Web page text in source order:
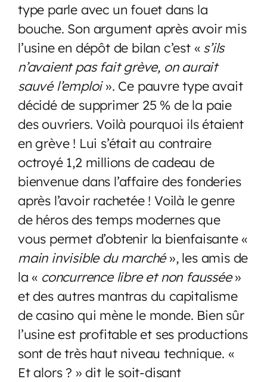
type parle avec un fouet dans la
bouche. Son argument après avoir mis
l’usine en dépôt de bilan c’est « s’ils
n’avaient pas fait grève, on aurait
sauvé l’emploi». Ce pauvre type avait
décidé de supprimer 25 % de la paie
des ouvriers. Voilà pourquoi ils étaient
en grève ! Lui s’était au contraire
octroyé 1,2 millions de cadeau de
bienvenue dans l’affaire des fonderies
après l’avoir rachetée ! Voilà le genre
de héros des temps modernes que
vous permet d’obtenir la bienfaisante «
main invisible du marché», les amis de
la « concurrence libre et non faussée»
et des autres mantras du capitalisme
de casino qui mène le monde. Bien sûr
l’usine est profitable et ses productions
sont de très haut niveau technique. «
Et alors ? » dit le soit-disant